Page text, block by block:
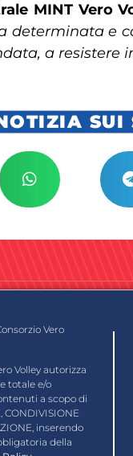
MINT Vero
determinata e
a resistere
SUI
Vero
Volley autorizza
totale e/o
a scopo di
CONDIVISIONE
inserendo
della